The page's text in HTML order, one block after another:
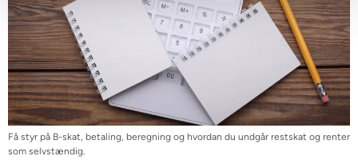
Få styr på B-skat, betaling, beregning og hvordan du undgår restskat og renter
som selvstændig.